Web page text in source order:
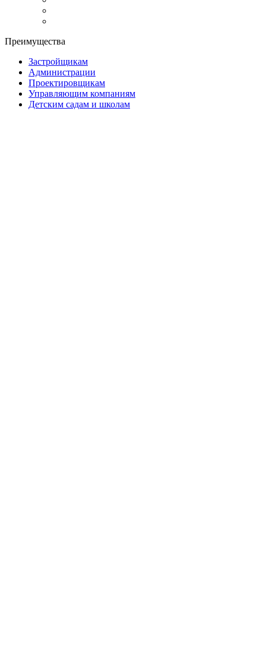
Преимущества
Застройщикам
Администрации
Проектировщикам
Управляющим компаниям
Детским садам и школам